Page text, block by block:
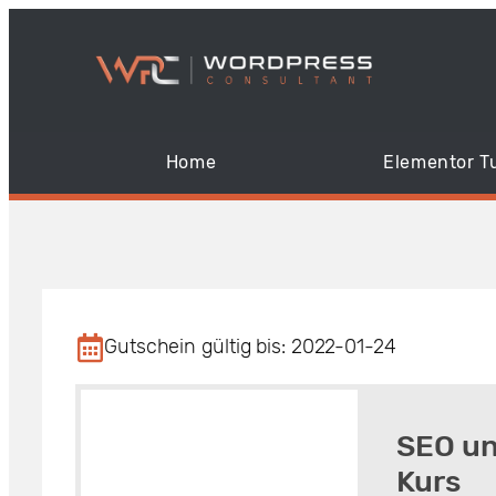
Home Elementor
Gutschein gültig bis: 2022-01-24
SEO
Kurs